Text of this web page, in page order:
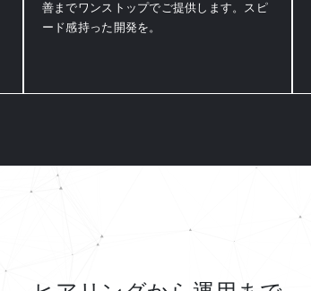
善までワンストップでご提供します。スピ
ード感持った開発を。